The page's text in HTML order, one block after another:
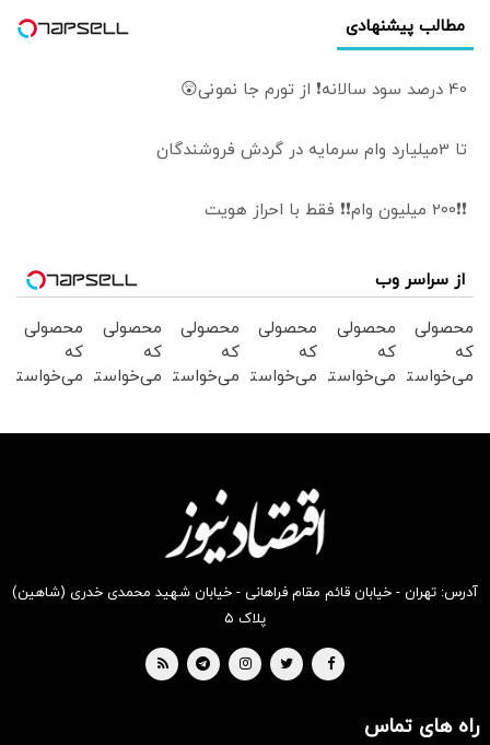
مطالب پیشنهادی
40 درصد سود سالانه❗ از تورم جا نمونی😲
تا 3میلیارد وام سرمایه در گردش فروشندگان
❗❗200 میلیون وام❗❗ فقط با احراز هویت
از سراسر وب
محصولی
که
می‌خواستی
محصولی
که
می‌خواستی
محصولی
که
می‌خواستی
بخر !
محصولی
که
می‌خواستی
بخر !
محصولی
که
می‌خواستی
محصولی
که
می‌خواستی
آدرس: تهران - خیابان قائم مقام فراهانی - خیابان شهید محمدی خدری (شاهین)
پلاک ۵
راه های تماس